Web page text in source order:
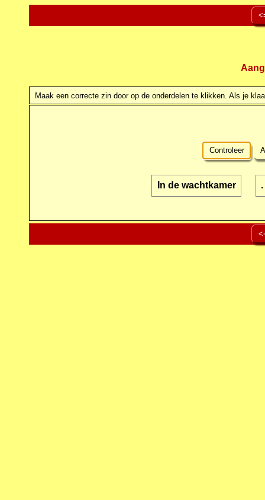
Maak een correcte zin door op de onderdelen te klikken. Als je
Controleer
In de wachtkamer .